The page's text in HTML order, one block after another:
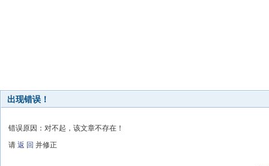
出现错误！
错误原因：对不起，该文章不存在！
请 返 回 并修正